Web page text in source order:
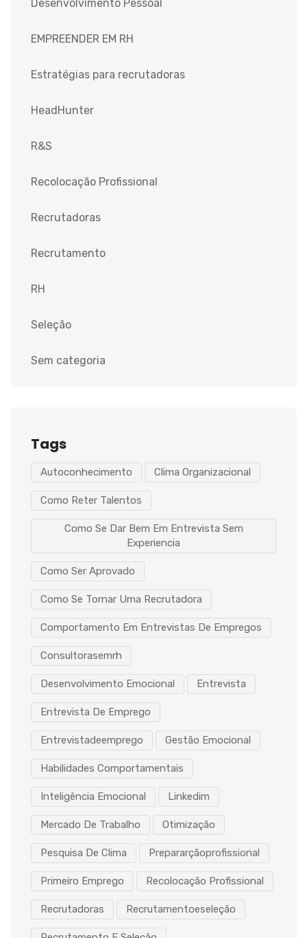
Desenvolvimento Pessoal
EMPREENDER EM RH
Estratégias para recrutadoras
HeadHunter
R&S
Recolocação Profissional
Recrutadoras
Recrutamento
RH
Seleção
Sem categoria
Tags
Autoconhecimento Clima Organizacional
Como Reter Talentos
Como Se Dar Bem Em Entrevista Sem
Experiencia
Como Ser Aprovado
Como Se Tornar Uma Recrutadora
Comportamento Em Entrevistas De Empregos
Consultorasemrh
Desenvolvimento Emocional Entrevista
Entrevista De Emprego
Entrevistadeemprego Gestão Emocional
Habilidades Comportamentais
Inteligência Emocional Linkedim
Mercado De Trabalho Otimização
Pesquisa De Clima Prepararçãoprofissional
Primeiro Emprego Recolocação Profissional
Recrutadoras Recrutamentoeseleção